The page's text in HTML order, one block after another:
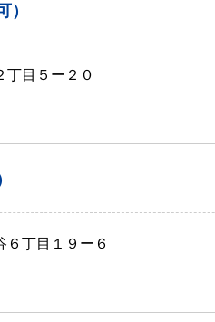
）
丁目５ー２０
６丁目１９ー６